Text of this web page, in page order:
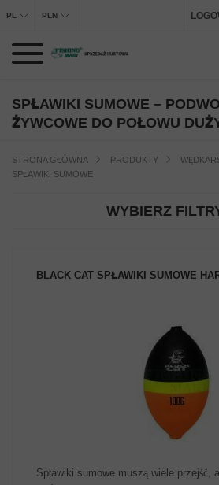
PL PLN
SPŁAWIKI SUMOWE –
ŻYWCOWE DO POŁOWU
STRONA GŁÓWNA PRODUKTY
SPŁAWIKI SUMOWE
WYBIERZ
BLACK CAT SPŁAWIKI SUMOWE
ZOBACZ PRODUKT
Spławiki sumowe muszą wiele przejść,